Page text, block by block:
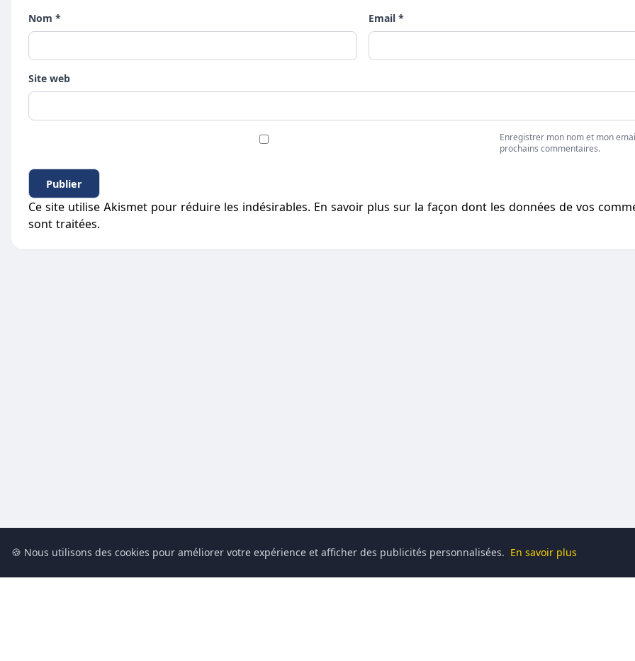
Nom * Email *
Site web
Enregistrer mon nom et mon
prochains commentaires.
Ce site utilise Akismet pour réduire les indésirables. En savoir plus sur la façon dont les données de vos
sont traitées.
🍪 Nous utilisons des cookies pour améliorer votre expérience et afficher des publicités personnalisées. En savoir plus